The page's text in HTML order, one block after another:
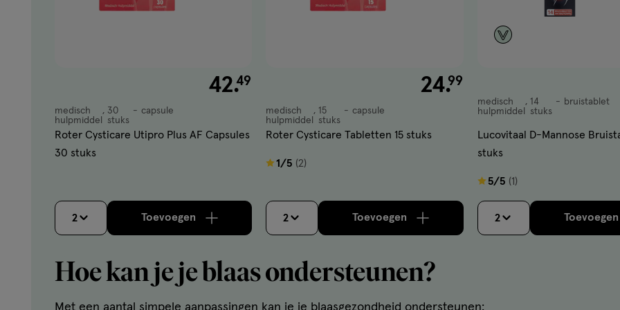
€ 42.49
42.49
medisch
hulpmiddel,
medisch
hulpmiddel
30
stuks
capsule
Roter Cysticare Utipro Plus AF Capsules
30 stuks
2 Toevoegenverhoog aantal met één Bijna uitverkocht!Er zijn nog maar 11 producten op voorraad.
€ 24.99
24.99
medisch
hulpmiddel,
medisch
hulpmiddel
15
stuks
capsule
Roter Cysticare Tabletten 15 stuks
1/5 (2)
1
5
sterren
op
van
reviews
2 Toevoegenverhoog aantal met één Bijna uitverkocht!Er
medisch
bruistablet
medisch
hulpmiddel
14
stuks
bruistablet
Lucovitaal D-Mannose
stuks
5/5 (1)
5
van
sterren
1
2 Toevoegen
Hoe kan je je blaas ondersteunen?
Met een aantal simpele aanpassingen kan je je blaasgezondheid ondersteunen: